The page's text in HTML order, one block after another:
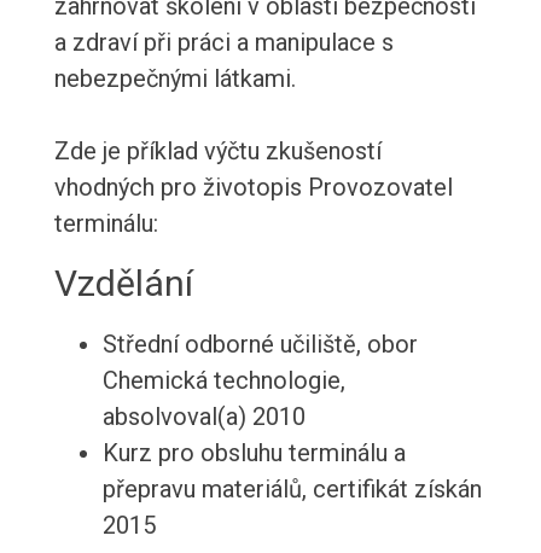
zahrnovat školení v oblasti bezpečnosti
a zdraví při práci a manipulace s
nebezpečnými látkami.
Zde je příklad výčtu zkušeností
vhodných pro životopis Provozovatel
terminálu:
Vzdělání
Střední odborné učiliště, obor
Chemická technologie,
absolvoval(a) 2010
Kurz pro obsluhu terminálu a
přepravu materiálů, certifikát získán
2015